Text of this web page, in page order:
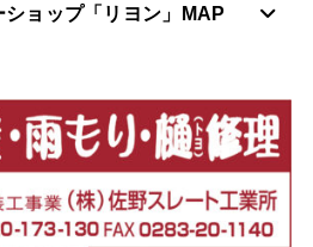
ョップ「リヨン」MAP